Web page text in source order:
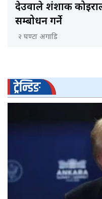
देउवाले शंशाक
सम्बोधन गर्ने
२ घण्टा अगाडि
ट्रेन्डिङ